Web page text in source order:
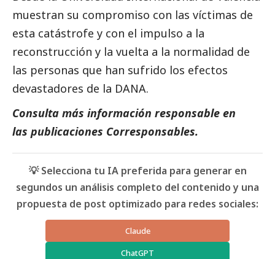
muestran su compromiso con las víctimas de
esta catástrofe y con el impulso a la
reconstrucción y la vuelta a la normalidad de
las personas que han sufrido los efectos
devastadores de la DANA.
Consulta más información responsable en
las publicaciones Corresponsables.
💡 Selecciona tu IA preferida para generar en
segundos un análisis completo del contenido y una
propuesta de post optimizado para redes sociales:
Claude
ChatGPT